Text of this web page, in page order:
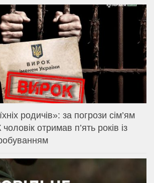
родичів»: за погрози сім’ям
отримав п’ять років із